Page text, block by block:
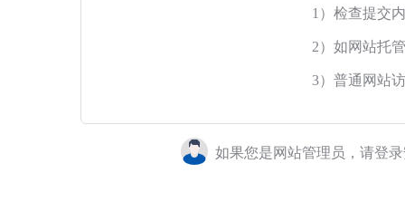
1）检查提交
2）如网站托
3）普通网站
如果您是网站管理员，请登